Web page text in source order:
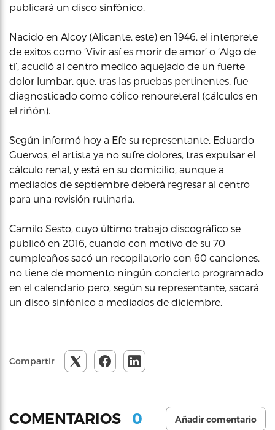
publicará un disco sinfónico.
Nacido en Alcoy (Alicante, este) en 1946, el interprete
de exitos como ‘Vivir así es morir de amor’ o ‘Algo de
ti’, acudió al centro medico aquejado de un fuerte
dolor lumbar, que, tras las pruebas pertinentes, fue
diagnosticado como cólico renoureteral (cálculos en
el riñón).
Según informó hoy a Efe su representante, Eduardo
Guervos, el artista ya no sufre dolores, tras expulsar el
cálculo renal, y está en su domicilio, aunque a
mediados de septiembre deberá regresar al centro
para una revisión rutinaria.
Camilo Sesto, cuyo último trabajo discográfico se
publicó en 2016, cuando con motivo de su 70
cumpleaños sacó un recopilatorio con 60 canciones,
no tiene de momento ningún concierto programado
en el calendario pero, según su representante, sacará
un disco sinfónico a mediados de diciembre.
Compartir
COMENTARIOS 0 Añadir comentario